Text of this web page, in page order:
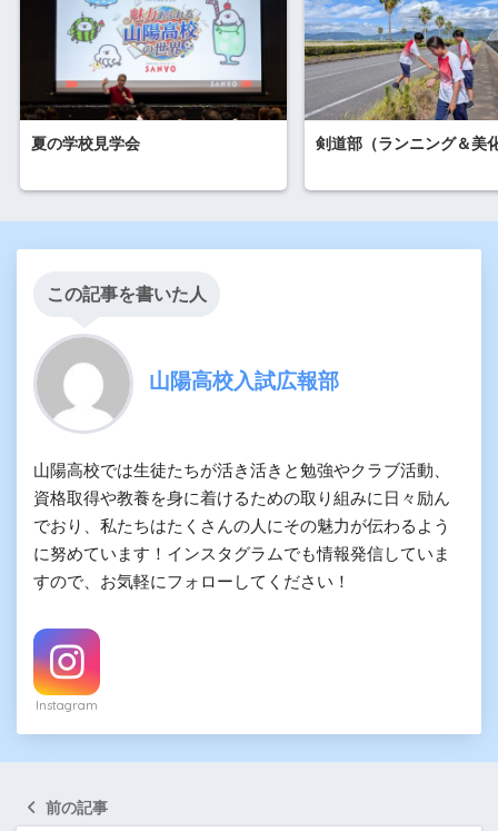
夏の学校見学会 剣道部（ランニング＆美
この記事を書いた人
山陽高校入試広報部
山陽高校では生徒たちが活き活きと勉強やクラブ活動、
資格取得や教養を身に着けるための取り組みに日々励ん
でおり、私たちはたくさんの人にその魅力が伝わるよう
に努めています！インスタグラムでも情報発信していま
すので、お気軽にフォローしてください！
Instagram
前の記事